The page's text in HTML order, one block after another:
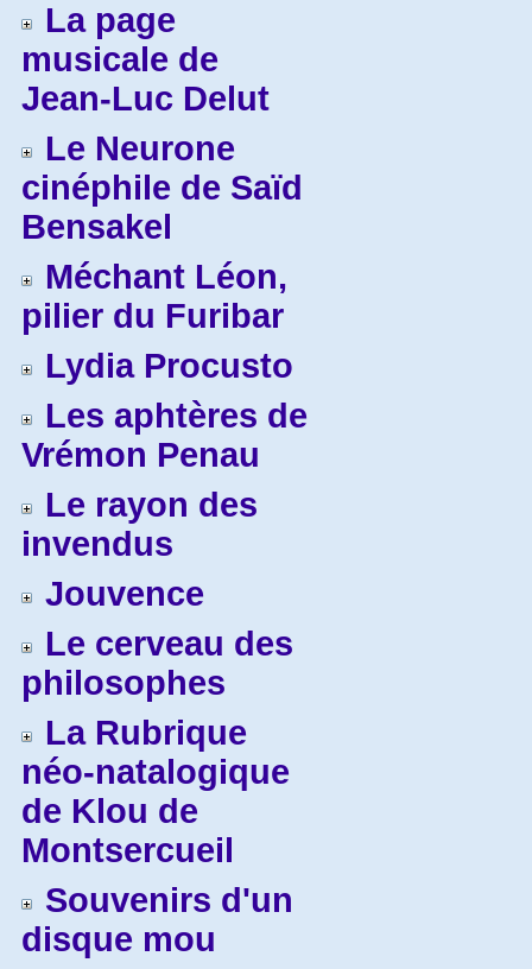
La page
musicale de
Jean-Luc Delut
Le Neurone
cinéphile de Saïd
Bensakel
Méchant Léon,
pilier du Furibar
Lydia Procusto
Les aphtères de
Vrémon Penau
Le rayon des
invendus
Jouvence
Le cerveau des
philosophes
La Rubrique
néo-natalogique
de Klou de
Montsercueil
Souvenirs d'un
disque mou